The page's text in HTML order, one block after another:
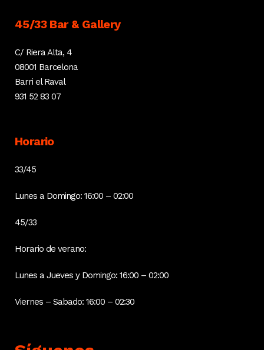
45/33 Bar & Gallery
C/ Riera Alta, 4
08001 Barcelona
Barri el Raval
931 52 83 07
Horario
33/45
Lunes a Domingo: 16:00 – 02:00
45/33
Horario de verano:
Lunes a Jueves y Domingo: 16:00 – 02:00
Viernes – Sabado: 16:00 – 02:30